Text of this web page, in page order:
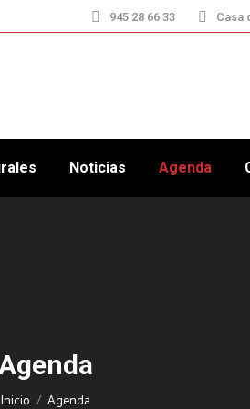
945 28 66 33 Casa
Noticias Agenda
Estás aquí:
Inicio Agenda